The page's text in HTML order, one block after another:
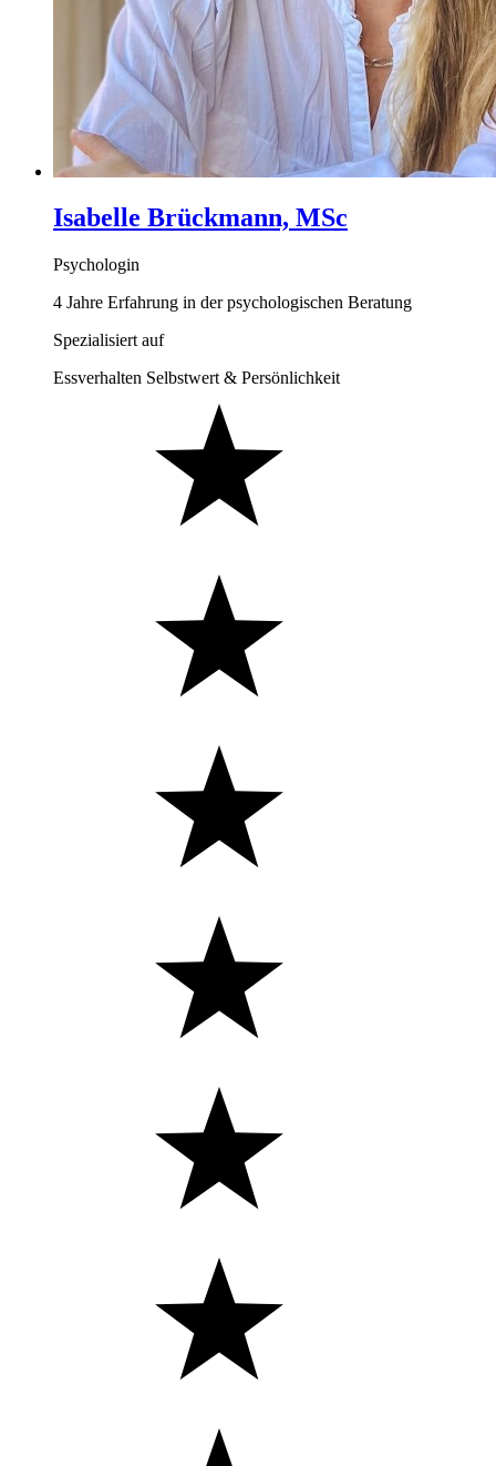
Isabelle Brückmann, MSc
Psychologin
4 Jahre Erfahrung in der psychologischen Beratung
Spezialisiert auf
Essverhalten Selbstwert & Persönlichkeit